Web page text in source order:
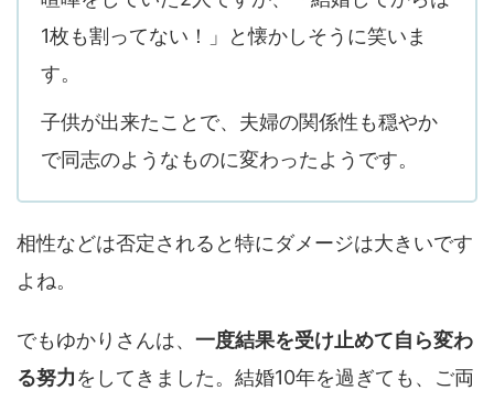
1枚も割ってない！」と懐かしそうに笑いま
す。
子供が出来たことで、夫婦の関係性も穏やか
で同志のようなものに変わったようです。
相性などは否定されると特にダメージは大きいです
よね。
でもゆかりさんは、 一度結果を受け止めて自ら変わ
る努力をしてきました。結婚10年を過ぎても、ご両